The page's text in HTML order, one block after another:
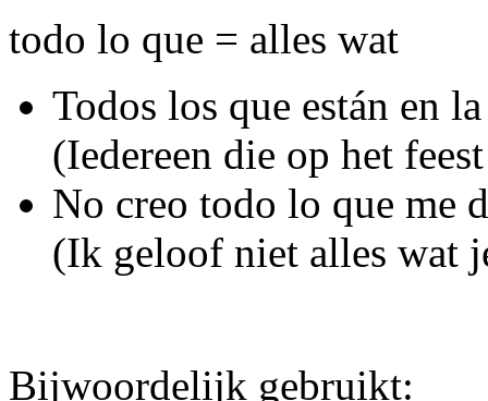
todo lo que = alles wat
Todos los que están en
(Iedereen die op het
No creo todo lo que me
(Ik geloof niet alles wat
Bijwoordelijk gebruikt: